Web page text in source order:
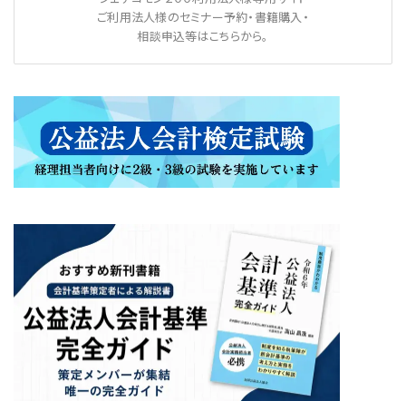
ご利用法人様のセミナー予約・書籍購入・
相談申込等はこちらから。